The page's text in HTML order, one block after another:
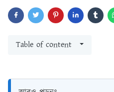
Table of content